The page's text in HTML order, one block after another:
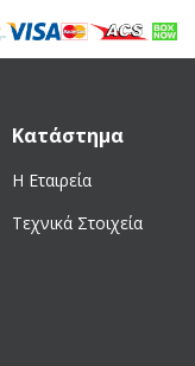
Κατάστημα
Η Εταιρεία
Τεχνικά Στοιχεία